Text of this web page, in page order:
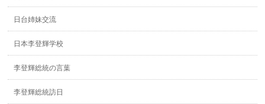
日台姉妹交流
日本李登輝学校
李登輝総統の言葉
李登輝総統訪日